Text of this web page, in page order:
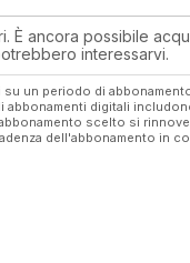
È ancora possibile
interessarvi.
un periodo di
digitali
scelto si
dell'abbonamento in